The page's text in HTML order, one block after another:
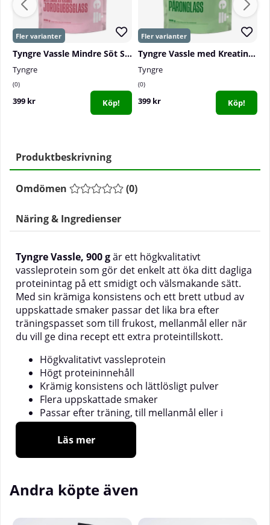
Tyngre Vassle Mindre Söt Smak, 900 g
Tyngre
0
399 kr Köp!
Tyngre Vassle med Kreatin, 900 g
Tyngre
0
399 kr Köp!
Produktbeskrivning
Omdömen (0)
Näring & Ingredienser
Tyngre Vassle, 900 gär ett högkvalitativt
vassleprotein som gör det enkelt att öka ditt dagliga
proteinintag på ett smidigt och välsmakande sätt.
Med sin krämiga konsistens och ett brett utbud av
uppskattade smaker passar det lika bra efter
träningspasset som till frukost, mellanmål eller när
du vill ge dina recept ett extra proteintillskott.
Högkvalitativt vassleprotein
Högt proteininnehåll
Krämig konsistens och lättlösligt pulver
Flera uppskattade smaker
Passar efter träning, till mellanmål eller i
recept
Blandas enkelt med vatten eller mjölk
900 g per förpackning
eller lever en aktiv livsstil och kan enkelt integreras i
vardagen med ett proteinpulver. Tyngre Vassle
blandas lätt med både vatten och mjölk och
Läs mer
Andra köpte även